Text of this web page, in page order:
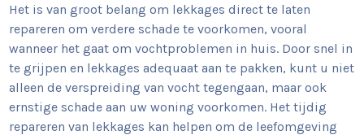
Het is van groot belang om lekkages direct te laten
repareren om verdere schade te voorkomen, vooral
wanneer het gaat om vochtproblemen in huis. Door snel in
te grijpen en lekkages adequaat aan te pakken, kunt u niet
alleen de verspreiding van vocht tegengaan, maar ook
ernstige schade aan uw woning voorkomen. Het tijdig
repareren van lekkages kan helpen om de leefomgeving